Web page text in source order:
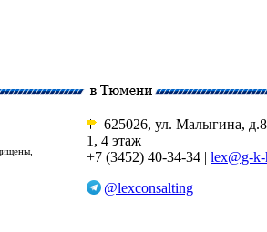
625026, ул. Малыгина,
1, 4 этаж
+7 (3452) 40-34-34 | lex@g-
@lexconsalting